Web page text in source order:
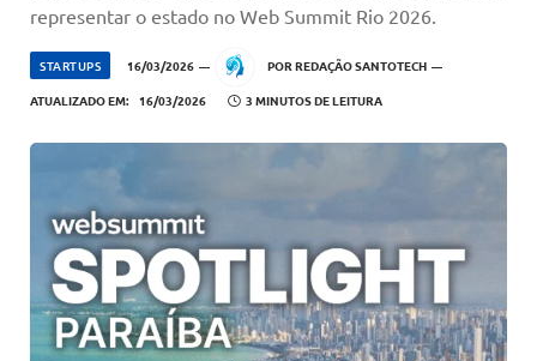
representar o estado no Web Summit Rio 2026.
STARTUPS 16/03/2026 POR REDAÇÃO SANTOTECH
ATUALIZADO EM: 16/03/2026 3 MINUTOS DE LEITURA